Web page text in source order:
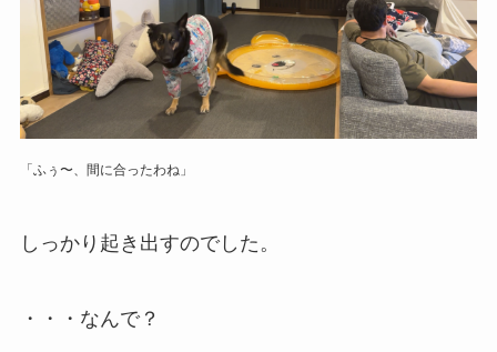
「ふぅ〜、間に合ったわね」
しっかり起き出すのでした。
・・・なんで？